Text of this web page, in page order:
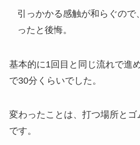
引っかかる感触が和らぐので
ったと後悔。
基本的に1回目と同じ流れで進
で30分くらいでした。
変わったことは、打つ場所とゴ
です。